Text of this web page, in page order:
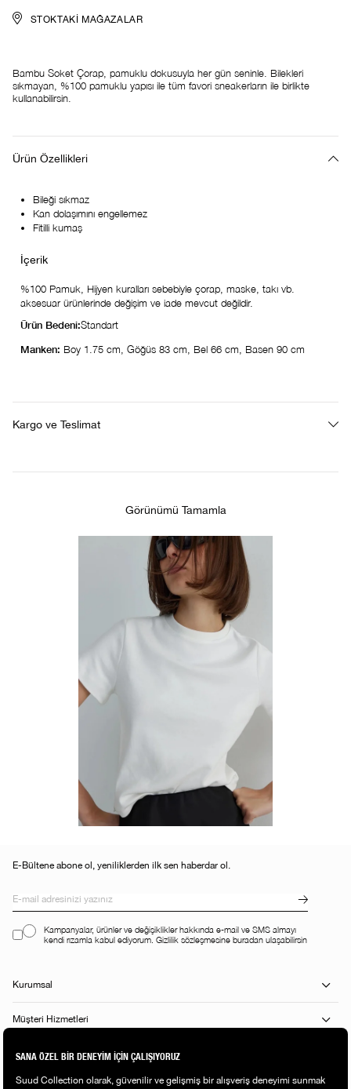
STOKTAKI MAĞAZALAR
Bambu Soket Çorap, pamuklu dokusuyla her gün seninle. Bilekleri
sıkmayan, %100 pamuklu yapısı ile tüm favori sneakerların ile birlikte
kullanabilirsin.
Ürün Özellikleri
Bileği sıkmaz
Kan dolaşımını engellemez
Fitilli kumaş
%100 Pamuk, Hijyen kuralları sebebiyle çorap, maske, takı vb.
aksesuar ürünlerinde değişim ve iade mevcut değildir.
Ürün Bedeni:Standart
Manken: Boy 1.75 cm, Göğüs 83 cm, Bel 66 cm, Basen 90 cm
Kargo ve Teslimat
Görünümü Tamamla
E-Bültene abone ol, yeniliklerden ilk sen haberdar ol.
Kampanyalar, ürünler ve değişiklikler hakkında e-mail ve SMS almayı
kendi rızamla kabul ediyorum. Gizlilik sözleşmesine buradan ulaşabilirsin
Kurumsal
Müşteri Hizmetleri
Alışveriş Rehberi